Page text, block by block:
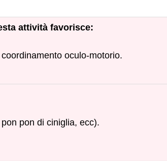
attività favorisce:
coordinamento oculo-motorio.
pon di ciniglia, ecc).